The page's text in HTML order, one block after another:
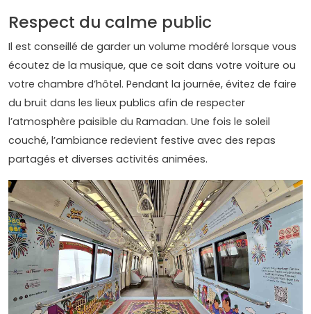
Respect du calme public
Il est conseillé de garder un volume modéré lorsque vous
écoutez de la musique, que ce soit dans votre voiture ou
votre chambre d’hôtel. Pendant la journée, évitez de faire
du bruit dans les lieux publics afin de respecter
l’atmosphère paisible du Ramadan. Une fois le soleil
couché, l’ambiance redevient festive avec des repas
partagés et diverses activités animées.